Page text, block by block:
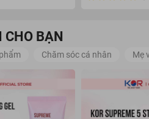
CHO BẠN
Chăm sóc cá nhân Mẹ